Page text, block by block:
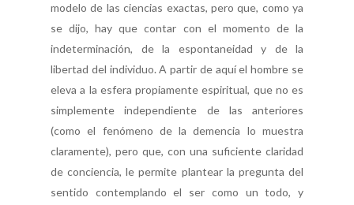
modelo de las ciencias exactas, pero que, como ya
se dijo, hay que contar con el momento de la
indeterminación, de la espontaneidad y de la
libertad del individuo. A partir de aquí el hombre se
eleva a la esfera propiamente espiritual, que no es
simplemente independiente de las anteriores
(como el fenómeno de la demencia lo muestra
claramente), pero que, con una suficiente claridad
de conciencia, le permite plantear la pregunta del
sentido contemplando el ser como un todo, y